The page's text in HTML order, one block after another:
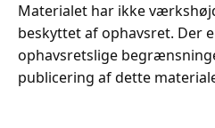
Materialet har ikke
beskyttet af ophavsret. Der
ophavsretslige
publicering af dette